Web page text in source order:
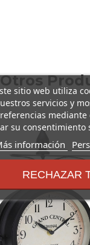
Otros
sitio web utiliza
servicios y
mediante
su consentimiento
información
sobre
los
y
RECHAZAR